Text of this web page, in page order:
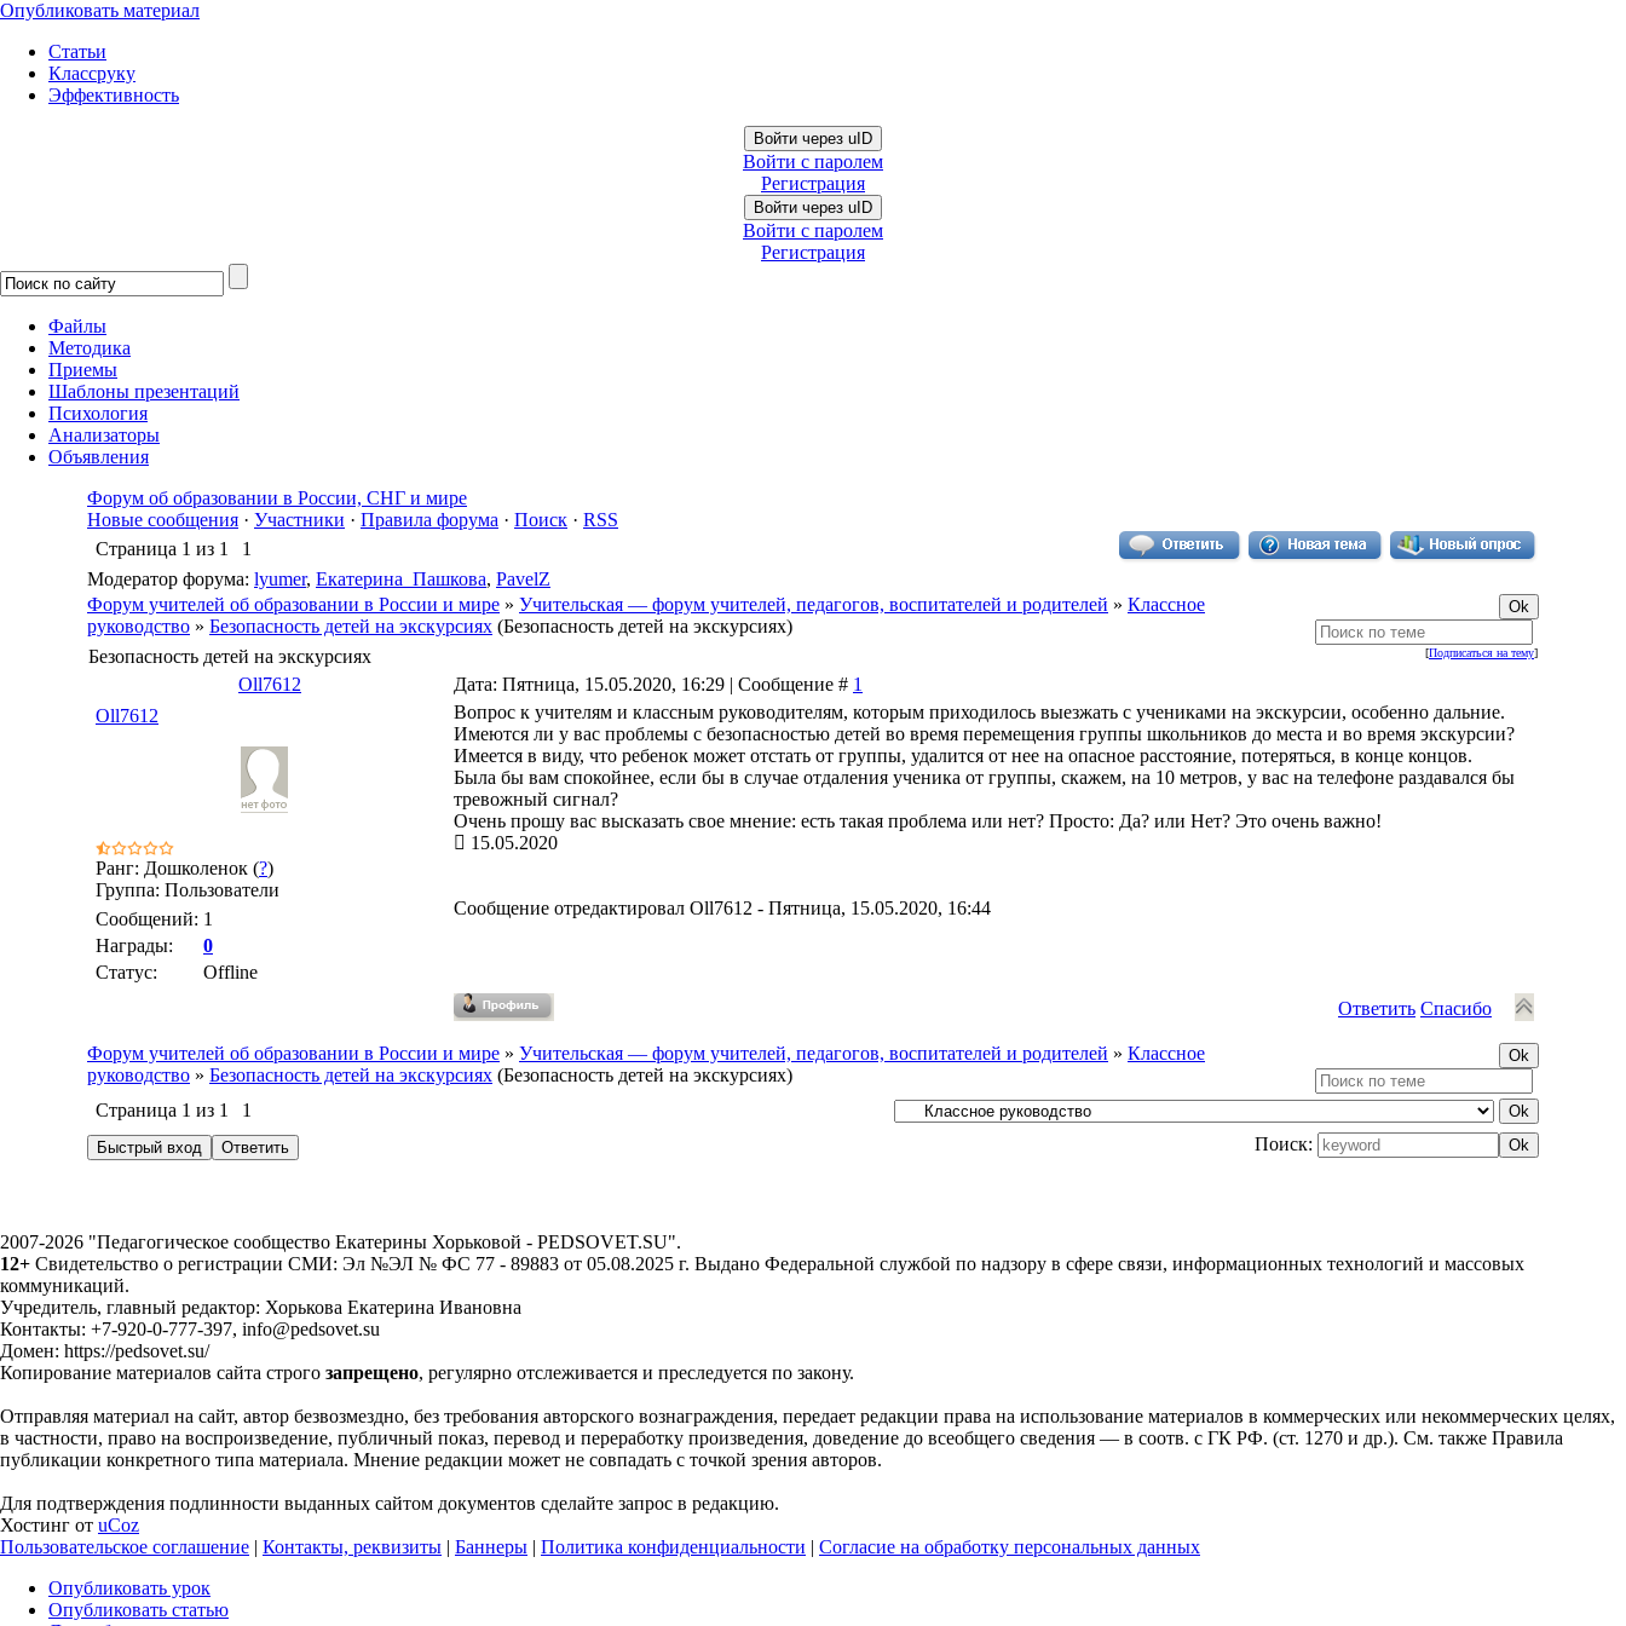
Опубликовать материал
Статьи
Классруку
Эффективность
Войти через uID
Войти с паролем
Регистрация
Войти через uID
Войти с паролем
Регистрация
Файлы
Методика
Приемы
Шаблоны презентаций
Психология
Анализаторы
Объявления
Форум об образовании в России, СНГ и мире
Новые сообщения · Участники · Правила форума · Поиск · RSS
Страница 1 из 1
1
Модератор форума: lyumer, Екатерина_Пашкова, PavelZ
Форум учителей об образовании в России и мире » Учительская — форум учителей, педагогов, воспитателей и родителей » Классное
руководство » Безопасность детей на экскурсиях (Безопасность детей на экскурсиях)
[Подписаться на тему]
Безопасность детей на экскурсиях
Oll7612
Дата: Пятница, 15.05.2020, 16:29 | Сообщение # 1
Oll7612
Ранг: Дошколенок (?)
Группа: Пользователи
Сообщений: 1
Награды:
0
Статус:
Offline
Вопрос к учителям и классным руководителям, которым приходилось выезжать с учениками на экскурсии, особенно дальние.
Имеются ли у вас проблемы с безопасностью детей во время перемещения группы школьников до места и во время экскурсии?
Имеется в виду, что ребенок может отстать от группы, удалится от нее на опасное расстояние, потеряться, в конце концов.
Была бы вам спокойнее, если бы в случае отдаления ученика от группы, скажем, на 10 метров, у вас на телефоне раздавался бы
тревожный сигнал?
Очень прошу вас высказать свое мнение: есть такая проблема или нет? Просто: Да? или Нет? Это очень важно!
15.05.2020
Сообщение отредактировал Oll7612 - Пятница, 15.05.2020, 16:44
Ответить Спасибо
Форум учителей об образовании в России и мире » Учительская — форум учителей, педагогов, воспитателей и родителей » Классное
руководство » Безопасность детей на экскурсиях (Безопасность детей на экскурсиях)
Страница 1 из 1
1
Поиск:
2007-2026 "Педагогическое сообщество Екатерины Хорьковой - PEDSOVET.SU".
12+ Свидетельство о регистрации СМИ: Эл №ЭЛ № ФС 77 - 89883 от 05.08.2025 г. Выдано Федеральной службой по надзору в сфере связи, информационных технологий и массовых
коммуникаций.
Учредитель, главный редактор: Хорькова Екатерина Ивановна
Контакты: +7-920-0-777-397, info@pedsovet.su
Домен: https://pedsovet.su/
Копирование материалов сайта строго запрещено, регулярно отслеживается и преследуется по закону.
Отправляя материал на сайт, автор безвозмездно, без требования авторского вознаграждения, передает редакции права на использование материалов в коммерческих или некоммерческих целях,
в частности, право на воспроизведение, публичный показ, перевод и переработку произведения, доведение до всеобщего сведения — в соотв. с ГК РФ. (ст. 1270 и др.). См. также Правила
публикации конкретного типа материала. Мнение редакции может не совпадать с точкой зрения авторов.
Для подтверждения подлинности выданных сайтом документов сделайте запрос в редакцию.
Хостинг от uCoz
Пользовательское соглашение | Контакты, реквизиты | Баннеры | Политика конфиденциальности | Согласие на обработку персональных данных
Опубликовать урок
Опубликовать статью